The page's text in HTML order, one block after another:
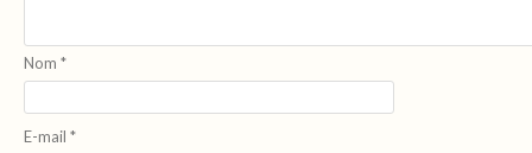
Nom *
E-mail *